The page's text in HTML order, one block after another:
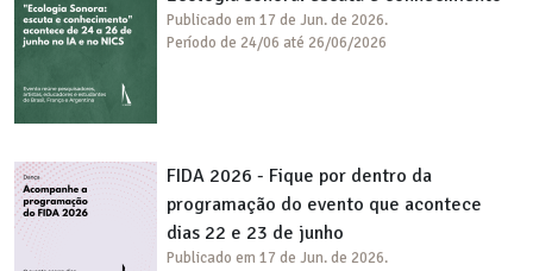
Publicado em 17 de Jun. de 2026.
Período de 24/06 até 26/06/2026
FIDA 2026 - Fique por dentro da
programação do evento que acontece
dias 22 e 23 de junho
Publicado em 17 de Jun. de 2026.